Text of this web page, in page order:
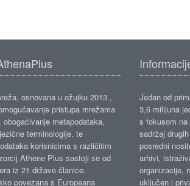
osnovana u ožujku 2013.,
pristupa mrežama
metapodataka,
terminologije, te
korisnicima s različitim
Athene Plus sastoji se od
iz 21 države članice.
povezana s Europeana
Jedan od
3,6 milijuna
s fokusom
sadržaj
posredni
arhivi,
organizacije,
uključen i